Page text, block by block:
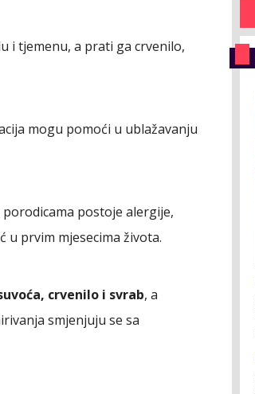
i tjemenu, a prati ga crvenilo,
mogu pomoći u ublažavanju
porodicama postoje alergije,
u prvim mjesecima života.
crvenilo i svrab, a
smjenjuju se sa